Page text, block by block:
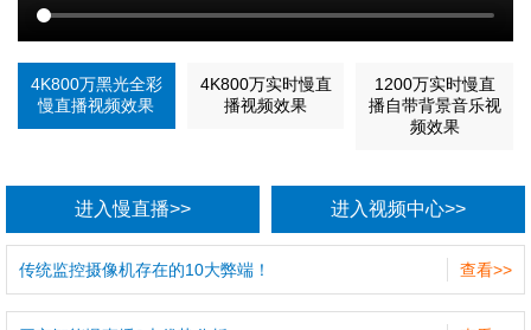
4K800万黑光全彩
慢直播视频效果
4K800万实时慢直
播视频效果
1200万实时慢直
播自带背景音乐视
频效果
进入慢直播>> 进入视频中心>>
查看>>
传统监控摄像机存在的10大弊端！